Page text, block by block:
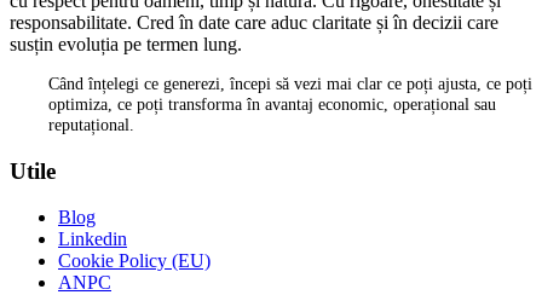
responsabilitate. Cred în date care aduc claritate și în decizii care
susțin evoluția pe termen lung.
Când înțelegi ce generezi, începi să vezi mai clar ce poți ajusta, ce poți
optimiza, ce poți transforma în avantaj economic, operațional sau
reputațional.
Utile
Blog
Linkedin
Cookie Policy (EU)
ANPC